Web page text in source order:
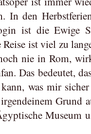
In den
ist die Ewige
ist viel zu
nie in Rom,
Das bedeutet,
was mir
Grund
Museum